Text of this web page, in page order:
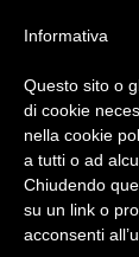
bimbi e
Informativa
Questo sito o
di cookie
nella cookie
a tutti o ad
Chiudendo
su un link o
acconsenti